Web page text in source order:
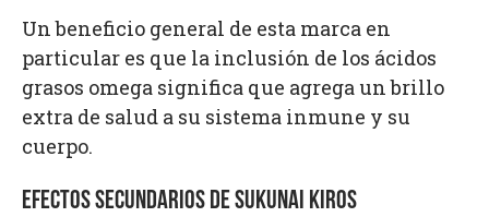
Un beneficio general de esta marca en
particular es que la inclusión de los ácidos
grasos omega significa que agrega un brillo
extra de salud a su sistema inmune y su
cuerpo.
EFECTOS SECUNDARIOS DE SUKUNAI KIROS